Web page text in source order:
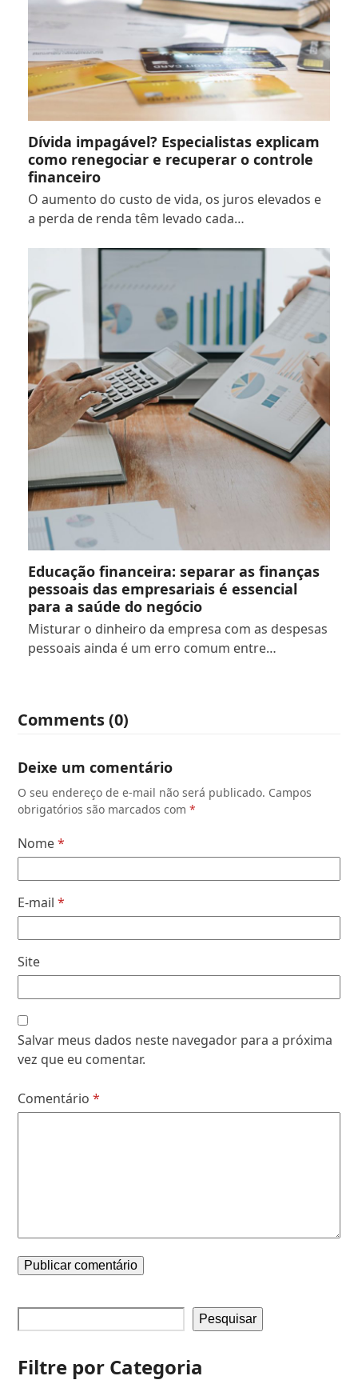
Dívida impagável? Especialistas explicam
como renegociar e recuperar o controle
financeiro
O aumento do custo de vida, os juros elevados e
a perda de renda têm levado cada…
Educação financeira: separar as finanças
pessoais das empresariais é essencial
para a saúde do negócio
Misturar o dinheiro da empresa com as despesas
pessoais ainda é um erro comum entre…
Comments (0)
Deixe um comentário
O seu endereço de e-mail não será publicado. Campos
obrigatórios são marcados com*
Nome*
E-mail*
Site
Salvar meus dados neste navegador para a próxima
vez que eu comentar.
Comentário*
Pesquisar
Filtre por Categoria